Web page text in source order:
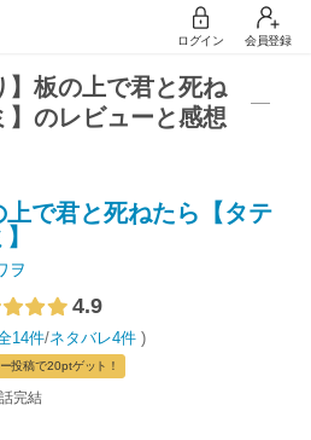
ログイン 会員登録
】板の上で君と死ね
】のレビューと感想
上で君と死ねたら【タテ
ヲ
4.9
14件/ネタバレ4件 )
投稿で20ptゲット！
完結